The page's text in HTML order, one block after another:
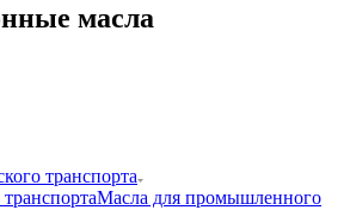
масла
транспорта
Масла для промышленного